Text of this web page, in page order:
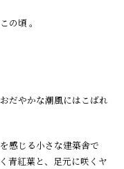
の頃 。
だやかな潮風にはこばれ
感じる小さな建築舎で
青紅葉と、足元に咲くヤ